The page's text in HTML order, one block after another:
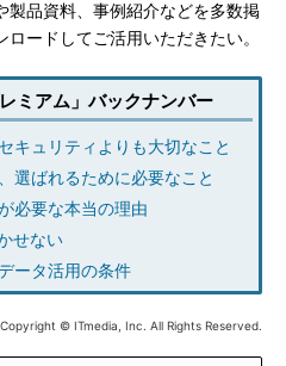
製品資料、事例紹介などを多数掲
ードしてご活用いただきたい。
ミアム」バックナンバー
キュリティよりも大切なこと
選ばれるために必要なこと
必要な本当の理由
せない
ータ活用の条件
Copyright © ITmedia, Inc. All Rights Reserved.